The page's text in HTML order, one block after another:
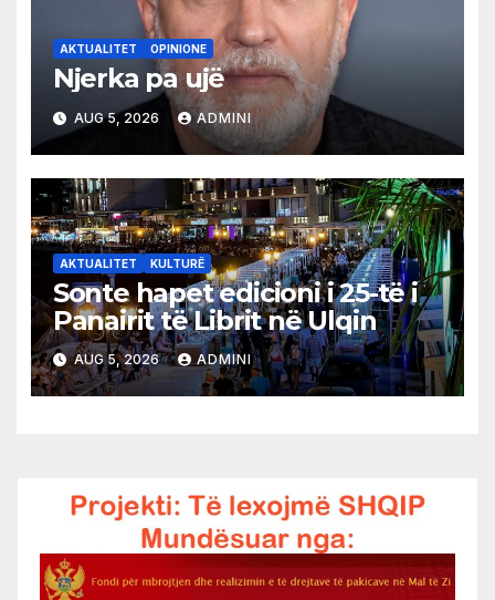
AKTUALITET OPINIONE
Njerka pa ujë
AUG 5, 2026 ADMINI
AKTUALITET KULTURË
Sonte hapet edicioni i 25-të i
Panairit të Librit në Ulqin
AUG 5, 2026 ADMINI